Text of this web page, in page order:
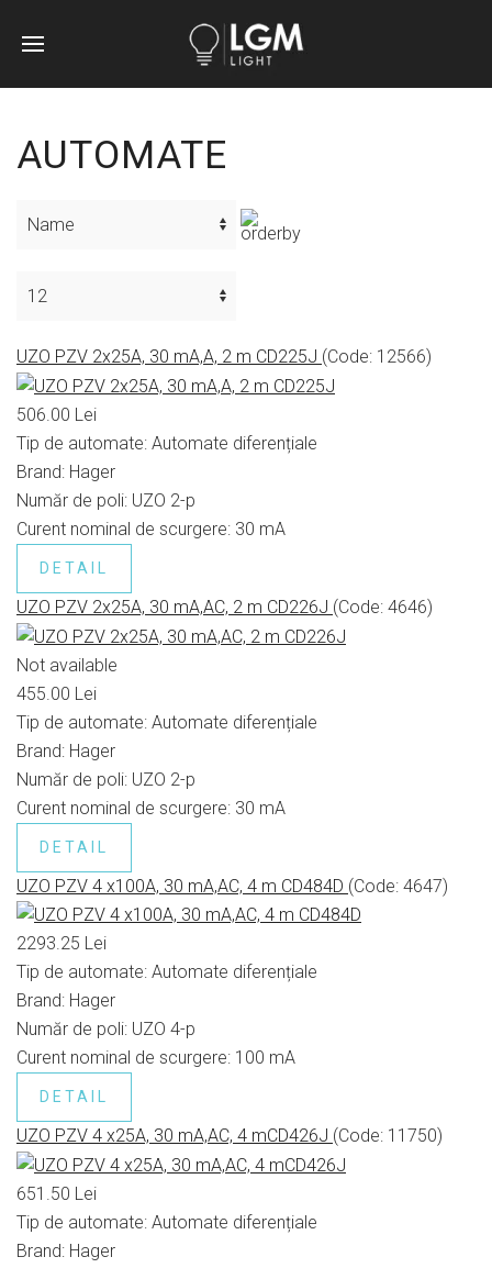
AUTOMATE
UZO PZV 2x25A, 30 mA,A, 2 m CD225J (Code: 12566)
506.00 Lei
Tip de automate: Automate diferențiale
Brand: Hager
Număr de poli: UZO 2-p
Curent nominal de scurgere: 30 mA
DETAIL
UZO PZV 2x25A, 30 mA,AC, 2 m CD226J (Code: 4646)
Not available
455.00 Lei
Tip de automate: Automate diferențiale
Brand: Hager
Număr de poli: UZO 2-p
Curent nominal de scurgere: 30 mA
DETAIL
UZO PZV 4 x100A, 30 mA,AC, 4 m CD484D (Code: 4647)
2293.25 Lei
Tip de automate: Automate diferențiale
Brand: Hager
Număr de poli: UZO 4-p
Curent nominal de scurgere: 100 mA
DETAIL
UZO PZV 4 x25A, 30 mA,AC, 4 mCD426J (Code: 11750)
651.50 Lei
Tip de automate: Automate diferențiale
Brand: Hager